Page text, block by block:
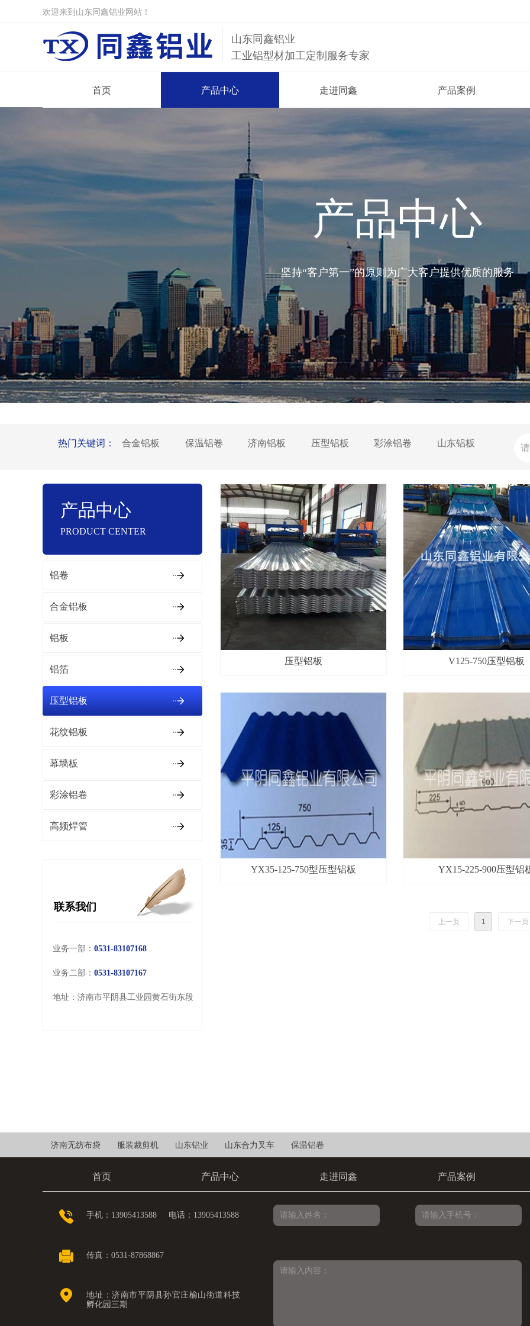
山东同鑫铝业
工业铝型材加工定制服务专家
首页 产品中心 走进同鑫 产品案例
欢迎来到山东同鑫铝业网站！
产品中心
PRODUCT CENTER
铝卷
合金铝板
铝板
铝箔
压型铝板
花纹铝板
幕墙板
彩涂铝卷
高频焊管
联系我们
业务一部： 0531-83107168
业务二部： 0531-83107167
地址：济南市平阴县工业园黄石街东段
热门关键词： 合金铝板 保温铝卷 济南铝板 压型铝板 彩涂铝卷 山东铝板
产品中心
坚持“客户第一”的原则为广大客户提供优质的服务
压型铝板 V125-750压型铝板
YX35-125-750型压型铝板 YX15-225-900压型铝
上一页 1 下一页
地址：济南市平阴县孙官庄榆山街道科技
孵化园三期
手机：13905413588 电话：13905413588
传真：0531-87868867
济南无纺布袋 服装裁剪机 山东铝业 山东合力叉车 保温铝卷
首页 产品中心 走进同鑫 产品案例